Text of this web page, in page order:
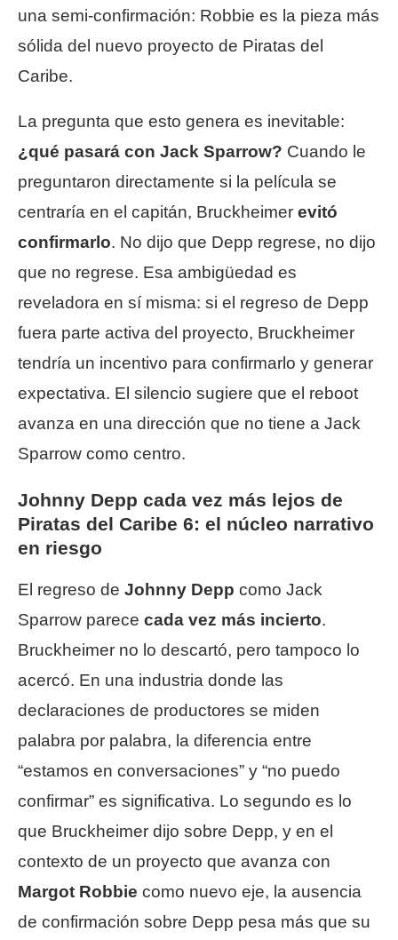
una semi-confirmación: Robbie es la pieza más
sólida del nuevo proyecto de Piratas del
Caribe.
La pregunta que esto genera es inevitable:
¿qué pasará con Jack Sparrow? Cuando le
preguntaron directamente si la película se
centraría en el capitán, Bruckheimer evitó
confirmarlo. No dijo que Depp regrese, no dijo
que no regrese. Esa ambigüedad es
reveladora en sí misma: si el regreso de Depp
fuera parte activa del proyecto, Bruckheimer
tendría un incentivo para confirmarlo y generar
expectativa. El silencio sugiere que el reboot
avanza en una dirección que no tiene a Jack
Sparrow como centro.
Johnny Depp cada vez más lejos de
Piratas del Caribe 6: el núcleo narrativo
en riesgo
El regreso de Johnny Depp como Jack
Sparrow parece cada vez más incierto.
Bruckheimer no lo descartó, pero tampoco lo
acercó. En una industria donde las
declaraciones de productores se miden
palabra por palabra, la diferencia entre
“estamos en conversaciones” y “no puedo
confirmar” es significativa. Lo segundo es lo
que Bruckheimer dijo sobre Depp, y en el
contexto de un proyecto que avanza con
Margot Robbie como nuevo eje, la ausencia
de confirmación sobre Depp pesa más que su